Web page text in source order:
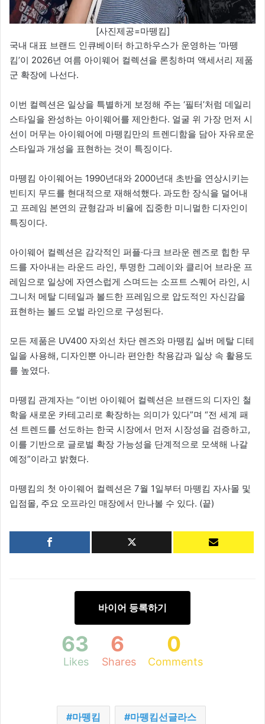
[사진제공=마뗑킴]
국내 대표 브랜드 인큐베이터 하고하우스가 운영하는 ‘마뗑
킴’이 2026년 여름 아이웨어 컬렉션을 론칭하며 액세서리 제품
군 확장에 나선다.
이번 컬렉션은 일상을 특별하게 보정해 주는 ‘필터’처럼 데일리
스타일을 완성하는 아이웨어를 제안한다. 얼굴 위 가장 먼저 시
선이 머무는 아이웨어에 마뗑킴만의 트렌디함을 담아 자유로운
스타일과 개성을 표현하는 것이 특징이다.
마뗑킴 아이웨어는 1990년대와 2000년대 초반을 연상시키는
빈티지 무드를 현대적으로 재해석했다. 과도한 장식을 덜어내
고 프레임 본연의 균형감과 비율에 집중한 미니멀한 디자인이
특징이다.
아이웨어 컬렉션은 감각적인 퍼플·다크 브라운 렌즈로 힙한 무
드를 자아내는 라운드 라인, 투명한 그레이와 클리어 브라운 프
레임으로 일상에 자연스럽게 스며드는 소프트 스퀘어 라인, 시
그니처 메탈 디테일과 볼드한 프레임으로 압도적인 자신감을
표현하는 볼드 오벌 라인으로 구성된다.
모든 제품은 UV400 자외선 차단 렌즈와 마뗑킴 실버 메탈 디테
일을 사용해, 디자인뿐 아니라 편안한 착용감과 일상 속 활용도
를 높였다.
마뗑킴 관계자는 “이번 아이웨어 컬렉션은 브랜드의 디자인 철
학을 새로운 카테고리로 확장하는 의미가 있다”며 “전 세계 패
션 트렌드를 선도하는 한국 시장에서 먼저 시장성을 검증하고,
이를 기반으로 글로벌 확장 가능성을 단계적으로 모색해 나갈
예정”이라고 밝혔다.
마뗑킴의 첫 아이웨어 컬렉션은 7월 1일부터 마뗑킴 자사몰 및
입점몰, 주요 오프라인 매장에서 만나볼 수 있다. (끝)
바이어 등록하기
63
Likes
6
Shares
0
Comments
마뗑킴 마뗑킴선글라스